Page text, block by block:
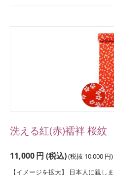
洗える紅(赤)襦袢 桜紋
11,000円 (税込)(税抜 10,000 円)
【イメージを拡大】 日本人に親し